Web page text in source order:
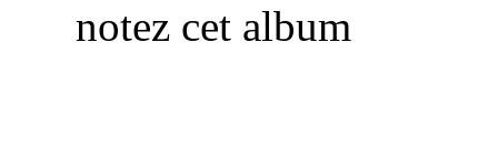
notez cet album